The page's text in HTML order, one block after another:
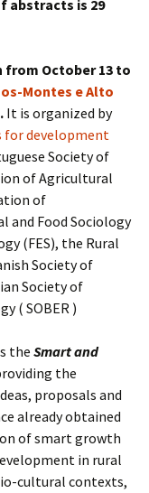
abstracts is 29
from October 13 to
Montes e Alto
It is organized by
for development
Society of
of Agricultural
of
and Food Sociology
(FES), the Rural
Society of
Society of
( SOBER )
the Smart and
the
proposals and
already obtained
of smart growth
in rural
cultural contexts,